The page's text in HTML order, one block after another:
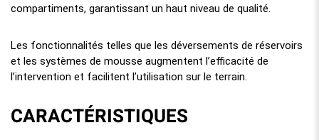
compartiments, garantissant un haut niveau de qualité.
Les fonctionnalités telles que les déversements de réservoirs
et les systèmes de mousse augmentent l’efficacité de
l’intervention et facilitent l’utilisation sur le terrain.
CARACTÉRISTIQUES